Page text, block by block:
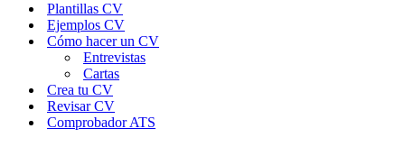
navegaciónPlantillas CV
Ejemplos CV
Cómo hacer un CV
Entrevistas
Cartas
Crea tu CV
Revisar CV
Comprobador ATS